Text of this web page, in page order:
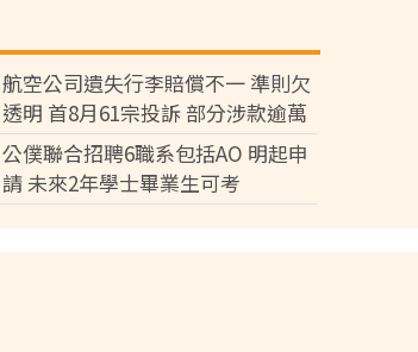
航空公司遺失行李賠償不一 準則欠
透明 首8月61宗投訴 部分涉款逾萬
元
公僕聯合招聘6職系包括AO 明起申
請 未來2年學士畢業生可考